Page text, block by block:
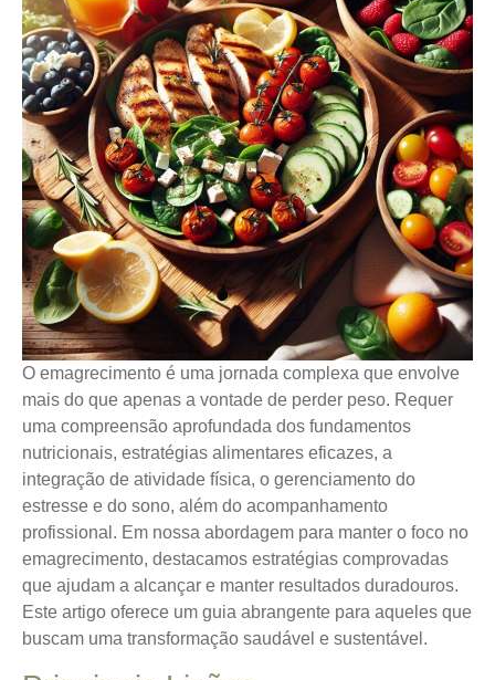
O emagrecimento é uma jornada complexa que envolve
mais do que apenas a vontade de perder peso. Requer
uma compreensão aprofundada dos fundamentos
nutricionais, estratégias alimentares eficazes, a
integração de atividade física, o gerenciamento do
estresse e do sono, além do acompanhamento
profissional. Em nossa abordagem para manter o foco no
emagrecimento, destacamos estratégias comprovadas
que ajudam a alcançar e manter resultados duradouros.
Este artigo oferece um guia abrangente para aqueles que
buscam uma transformação saudável e sustentável.